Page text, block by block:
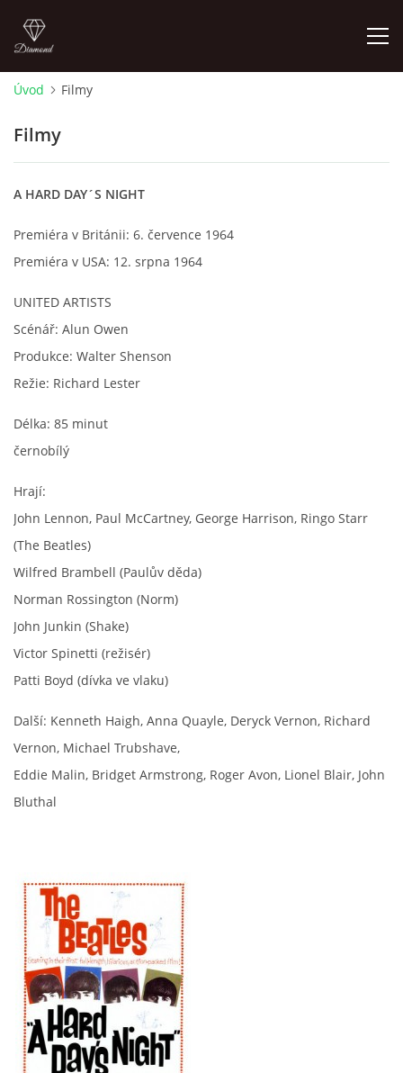
ÚVOD
HISTORIE - BEATLEMANIE
HISTORIE - SERŽANT PEPŘ
HISTORIE - KONEC LEGENDY
NÁSTROJE - LENNON
NÁSTROJE - LENNON II
NÁSTROJE - MCCARTNEY
NÁSTROJE - HARRISON
NÁSTROJE - HARRISON II
NÁSTROJE - RINGO STARR
OBLEČENÍ
PODPISY
AUTOMOBILY
Úvod Filmy
Filmy
A HARD DAY´S NIGHT
Premiéra v Británii: 6. července 1964
Premiéra v USA: 12. srpna 1964
UNITED ARTISTS
Scénář: Alun Owen
Produkce: Walter Shenson
Režie: Richard Lester
Délka: 85 minut
černobílý
Hrají:
John Lennon, Paul McCartney, George Harrison, Ringo Starr
(The Beatles)
Wilfred Brambell (Paulův děda)
Norman Rossington (Norm)
John Junkin (Shake)
Victor Spinetti (režisér)
Patti Boyd (dívka ve vlaku)
Další: Kenneth Haigh, Anna Quayle, Deryck Vernon, Richard
Vernon, Michael Trubshave,
Eddie Malin, Bridget Armstrong, Roger Avon, Lionel Blair, John
Bluthal